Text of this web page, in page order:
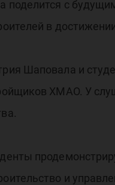
поделится с
в
Шаповала и
ХМАО. У
и